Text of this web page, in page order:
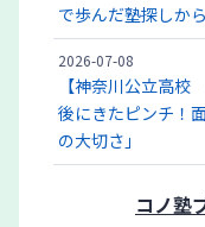
で歩んだ塾探しか
2026-07-08
【神奈川公立高
後にきたピンチ！
の大切さ」
コノ塾